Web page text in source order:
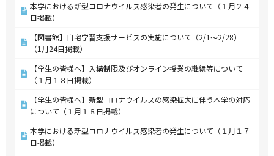
本学における新型コロナウイルス感染者の発生について（１月２４
日掲載）
【図書館】自宅学習支援サービスの実施について（2/1～2/28）
（1月24日掲載）
【学生の皆様へ】入構制限及びオンライン授業の継続等について
（１月１８日掲載）
【学生の皆様へ】新型コロナウイルスの感染拡大に伴う本学の対応
について（１月１８日掲載）
本学における新型コロナウイルス感染者の発生について（１月１７
日掲載）